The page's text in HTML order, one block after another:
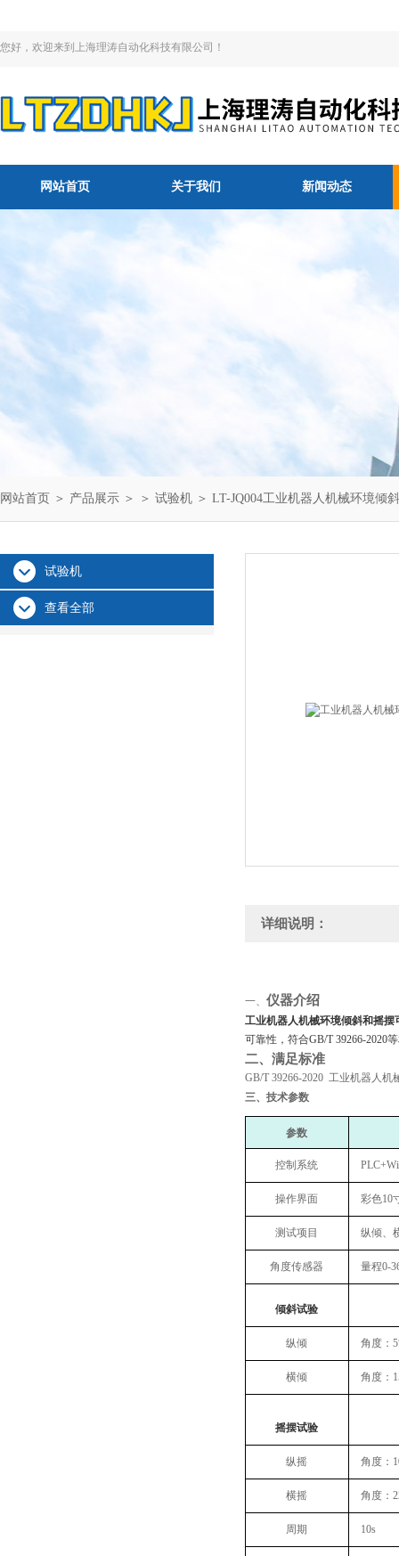
您好，欢迎来到上海理涛自动化科技有限公司！
网站首页 关于我们 新闻动态
网站首页 ＞ 产品展示 ＞ ＞ 试验机 ＞ LT-JQ004工业机器人机械环境倾
试验机
查看全部
详细说明：
一、 仪器介绍
工业机器人机械环境倾斜和摇摆
可靠性，符合GB/T 39266-2020
二、满足标准
GB/T 39266-2020 工业机器人
三、 技术参数
‌参数‌
控制系统
操作界面 彩色10
测试项目 纵倾、
角度传感器 量程0-
倾斜试验
纵倾 角度：
横倾 角度：
摇摆试验
纵摇 角度
横摇 角度：
周期 10s